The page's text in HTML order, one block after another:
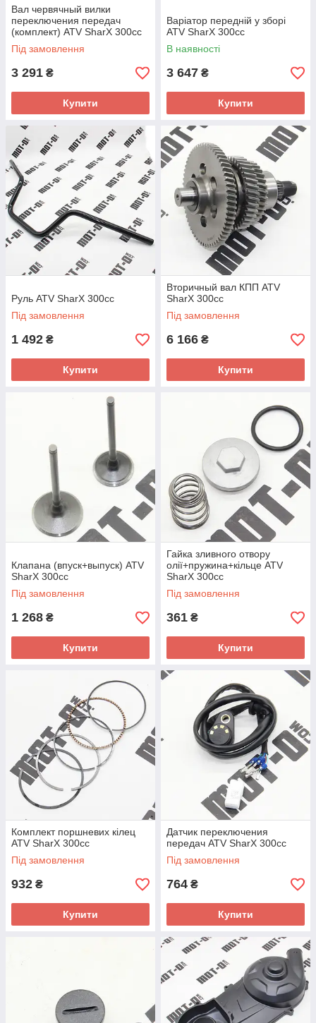
Вал червячный вилки
переключения передач
(комплект) ATV SharX 300сс
Під замовлення
3 291 ₴
Купити
Варіатор передній у зборі
ATV SharX 300сс
В наявності
3 647 ₴
Купити
Руль ATV SharX 300сс
Під замовлення
1 492 ₴
Купити
Вторичный вал КПП ATV
SharX 300сс
Під замовлення
6 166 ₴
Купити
Клапана (впуск+выпуск) ATV
SharX 300сс
Під замовлення
1 268 ₴
Купити
Гайка зливного отвору
олії+пружина+кільце ATV
SharX 300сс
Під замовлення
361 ₴
Купити
Комплект поршневих кілец
ATV SharX 300сс
Під замовлення
932 ₴
Купити
Датчик переключения
передач ATV SharX 300сс
Під замовлення
764 ₴
Купити